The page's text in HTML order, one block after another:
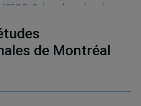
Cahier de recherche
de Montréal